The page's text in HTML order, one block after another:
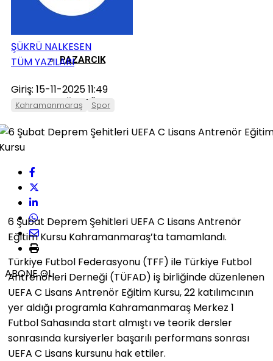
ONIKIŞUBAT
PAZARCIK
TÜRKOĞLU
ŞÜKRÜ NALKESEN
TÜM YAZILARI
Giriş: 15-11-2025 11:49
Kahramanmaraş Spor
ABONE OL
6 Şubat Deprem Şehitleri UEFA C Lisans Antrenör
Eğitim Kursu Kahramanmaraş’ta tamamlandı.
Türkiye Futbol Federasyonu (TFF) ile Türkiye Futbol
Antrenörleri Derneği (TÜFAD) iş birliğinde düzenlenen
UEFA C Lisans Antrenör Eğitim Kursu, 22 katılımcının
yer aldığı programla Kahramanmaraş Merkez 1
Futbol Sahasında start almıştı ve teorik dersler
sonrasında kursiyerler başarılı performans sonrası
UEFA C Lisans kursunu hak ettiler.